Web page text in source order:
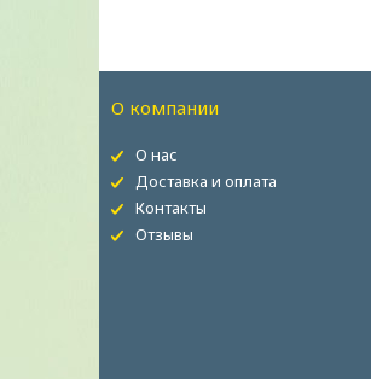
О компании
О нас
Доставка и оплата
Контакты
Отзывы